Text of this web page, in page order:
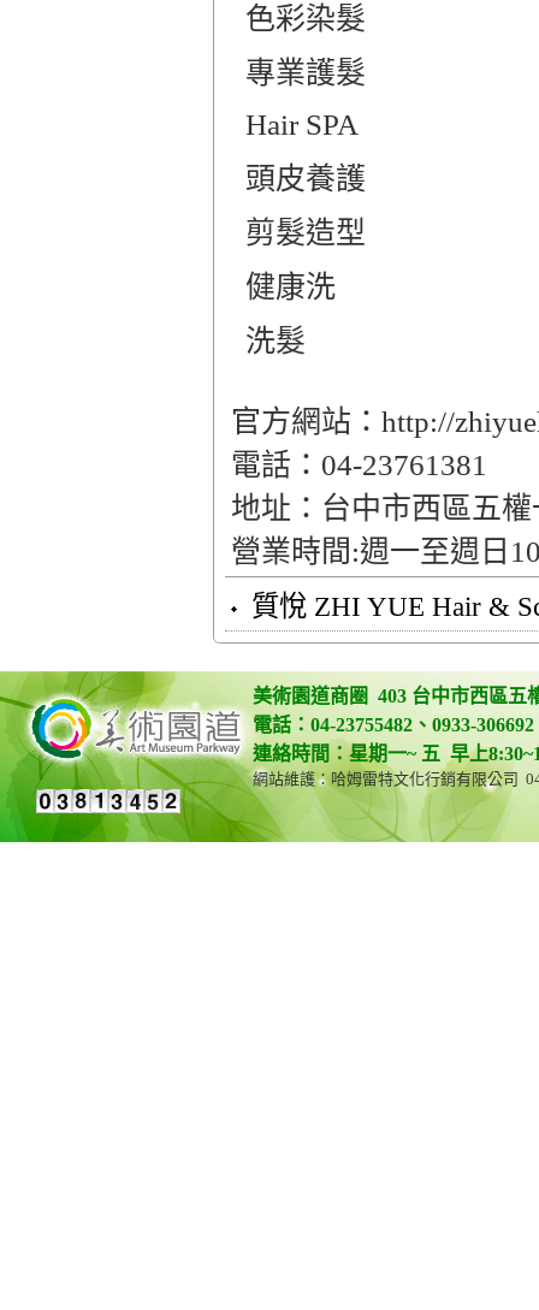
 色彩染髮
 專業護髮
 Hair SPA
 頭皮養護
 剪髮造型
 健康洗
 洗髮
官方網站：http://
電話：04-23761381
地址：台中市西區五
營業時間:週一至週日
質悅 ZHI YUE Hair &
美術園道商圈 403 台中市西區五
電話：04-23755482、0933-
連絡時間：星期一~ 五 早上
網站維護：哈姆雷特文化行銷有限公司